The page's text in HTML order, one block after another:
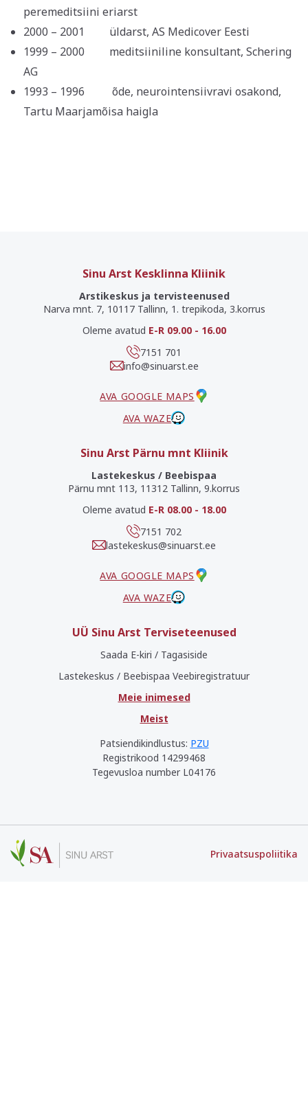
peremeditsiini eriarst
2000 – 2001 üldarst, AS Medicover Eesti
1999 – 2000 meditsiiniline konsultant, Schering
AG
1993 – 1996 õde, neurointensiivravi osakond,
Tartu Maarjamõisa haigla
Sinu Arst Kesklinna Kliinik
Arstikeskus ja tervisteenused
Narva mnt. 7, 10117 Tallinn, 1. trepikoda, 3.korrus
Oleme avatud E-R 09.00 - 16.00
7151 701
info@sinuarst.ee
AVA GOOGLE MAPS
AVA WAZE
Sinu Arst Pärnu mnt Kliinik
Lastekeskus / Beebispaa
Pärnu mnt 113, 11312 Tallinn, 9.korrus
Oleme avatud E-R 08.00 - 18.00
7151 702
lastekeskus@sinuarst.ee
AVA GOOGLE MAPS
AVA WAZE
UÜ Sinu Arst Terviseteenused
Saada E-kiri / Tagasiside
Lastekeskus / Beebispaa Veebiregistratuur
Meie inimesed
Meist
Patsiendikindlustus: PZU
Registrikood 14299468
Tegevusloa number L04176
Privaatsuspoliitika